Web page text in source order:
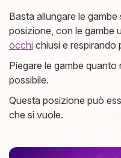
Basta allungare le
posizione, con le gambe
occhi chiusi e respirando
Piegare le gambe
possibile.
Questa posizione può
che si vuole.